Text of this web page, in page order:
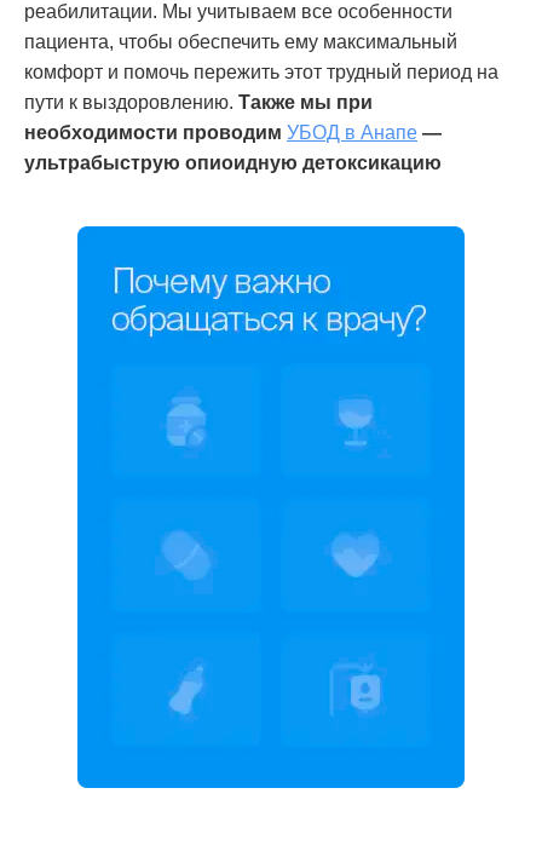
реабилитации. Мы учитываем все особенности
пациента, чтобы обеспечить ему максимальный
комфорт и помочь пережить этот трудный период на
пути к выздоровлению. Также мы при
необходимости проводим УБОД в Анапе —
ультрабыструю опиоидную детоксикацию